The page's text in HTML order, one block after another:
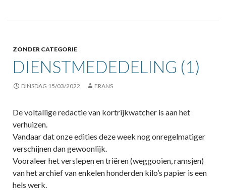
ZONDER CATEGORIE
DIENSTMEDEDELING (1)
DINSDAG 15/03/2022 FRANS
De voltallige redactie van kortrijkwatcher is aan het
verhuizen.
Vandaar dat onze edities deze week nog onregelmatiger
verschijnen dan gewoonlijk.
Vooraleer het verslepen en triëren (weggooien, ramsjen)
van het archief van enkelen honderden kilo’s papier is een
hels werk.